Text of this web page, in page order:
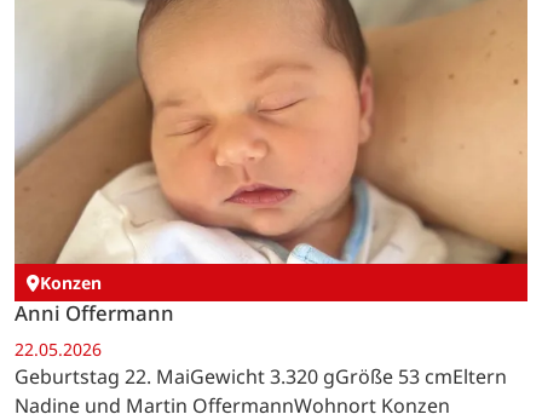
Konzen
Anni Offermann
22.05.2026
Geburtstag 22. MaiGewicht 3.320 gGröße 53 cmEltern
Nadine und Martin OffermannWohnort Konzen